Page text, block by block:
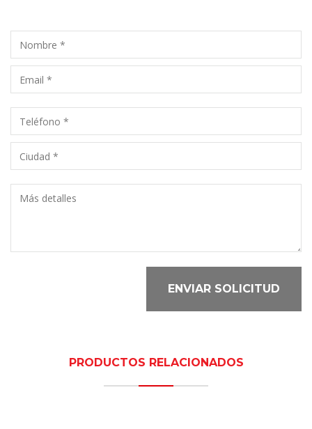
ENVIAR SOLICITUD
PRODUCTOS RELACIONADOS